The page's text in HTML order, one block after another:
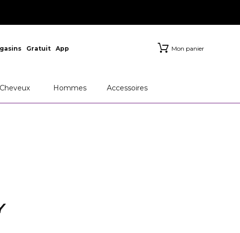
Gratuit App Mon panier
Cheveux Hommes Accessoires